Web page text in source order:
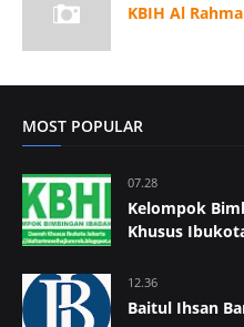
KBIH Al
MOST POPULAR
07.28
Kelompok
Khusus
12.36
Baitul Ihsan